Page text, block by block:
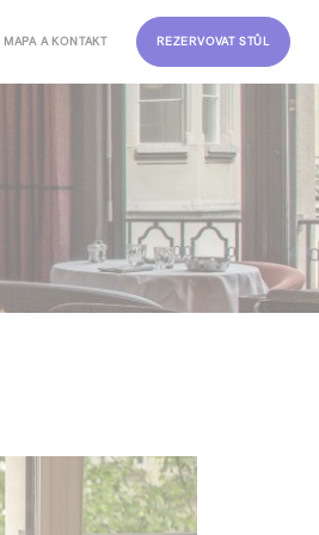
MAPA A KONTAKT REZERVOVAT STŮL